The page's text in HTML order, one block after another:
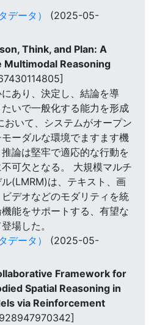
データ）
(2025-05-
Think, and Plan: A
Multimodal Reasoning
あり、決定し、結論を導
いで一般化する能力を形成
おいて、システムがオープン
ーダルな環境でますます機
論は堅牢で適応的な行動を
可欠となる。 大規模マルチ
(LMRM)は、テキスト、画
デオなどのモダリティを統
能をサポートする、有望な
場した。
データ）
(2025-05-
Framework for
Spatial Reasoning in
via Reinforcement